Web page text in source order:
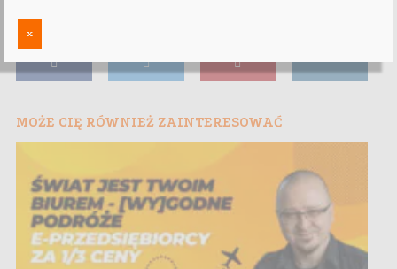
MOŻE CIĘ RÓWNIEŻ ZAINTERESOWAĆ
x